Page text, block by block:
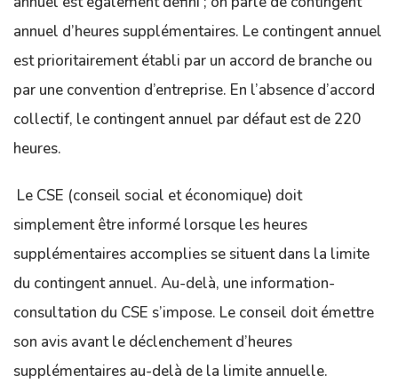
annuel d’heures supplémentaires. Le contingent annuel
est prioritairement établi par un accord de branche ou
par une convention d’entreprise. En l’absence d’accord
collectif, le contingent annuel par défaut est de 220
heures.
Le CSE (conseil social et économique) doit
simplement être informé lorsque les heures
supplémentaires accomplies se situent dans la limite
du contingent annuel. Au-delà, une information-
consultation du CSE s’impose. Le conseil doit émettre
son avis avant le déclenchement d’heures
supplémentaires au-delà de la limite annuelle.